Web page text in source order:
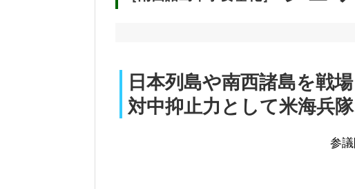
日本列島や南西諸島を戦
対中抑止力として米海兵
参